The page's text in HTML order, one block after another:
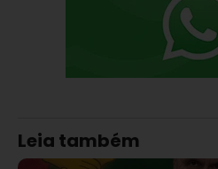
Leia também